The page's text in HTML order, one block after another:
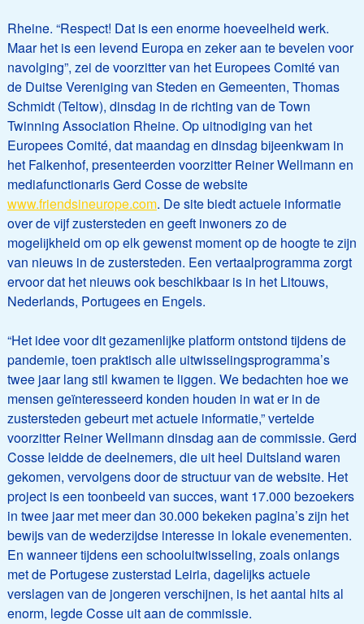
Rheine. “Respect! Dat is een enorme hoeveelheid werk.
Maar het is een levend Europa en zeker aan te bevelen voor
navolging”, zei de voorzitter van het Europees Comité van
de Duitse Vereniging van Steden en Gemeenten, Thomas
Schmidt (Teltow), dinsdag in de richting van de Town
Twinning Association Rheine. Op uitnodiging van het
Europees Comité, dat maandag en dinsdag bijeenkwam in
het Falkenhof, presenteerden voorzitter Reiner Wellmann en
mediafunctionaris Gerd Cosse de website
www.friendsineurope.com. De site biedt actuele informatie
over de vijf zustersteden en geeft inwoners zo de
mogelijkheid om op elk gewenst moment op de hoogte te zijn
van nieuws in de zustersteden. Een vertaalprogramma zorgt
ervoor dat het nieuws ook beschikbaar is in het Litouws,
Nederlands, Portugees en Engels.
“Het idee voor dit gezamenlijke platform ontstond tijdens de
pandemie, toen praktisch alle uitwisselingsprogramma’s
twee jaar lang stil kwamen te liggen. We bedachten hoe we
mensen geïnteresseerd konden houden in wat er in de
zustersteden gebeurt met actuele informatie,” vertelde
voorzitter Reiner Wellmann dinsdag aan de commissie. Gerd
Cosse leidde de deelnemers, die uit heel Duitsland waren
gekomen, vervolgens door de structuur van de website. Het
project is een toonbeeld van succes, want 17.000 bezoekers
in twee jaar met meer dan 30.000 bekeken pagina’s zijn het
bewijs van de wederzijdse interesse in lokale evenementen.
En wanneer tijdens een schooluitwisseling, zoals onlangs
met de Portugese zusterstad Leiria, dagelijks actuele
verslagen van de jongeren verschijnen, is het aantal hits al
enorm, legde Cosse uit aan de commissie.